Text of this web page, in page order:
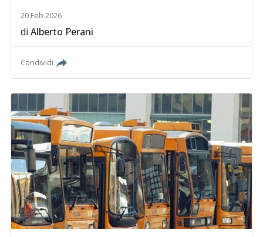
20 Feb 2026
diAlberto Perani
Condividi